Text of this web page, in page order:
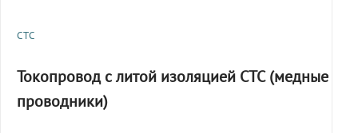
СТС
Токопровод с литой изоляцией СТС (медные
проводники)